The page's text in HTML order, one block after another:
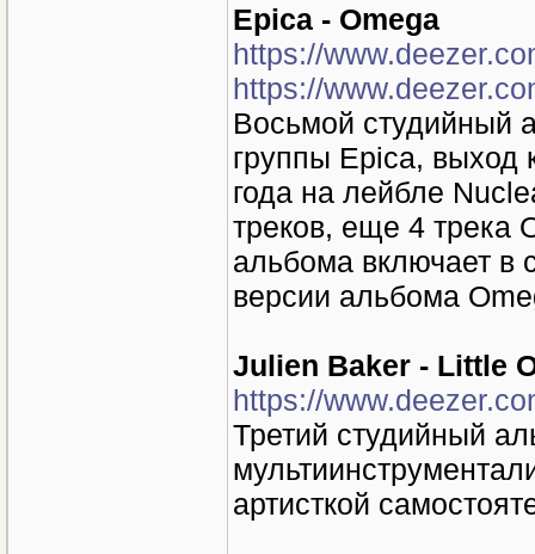
Epica - Omega
https://
https://
Восьмой студийный
группы Epica, выход
года на лейбле
треков, еще 4 трека
альбома включает в
версии альбома
Julien Baker - Little
https://
Третий студийный
артисткой